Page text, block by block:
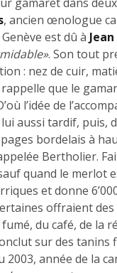
, ancien œnologue
est dû à
. Son tout
: nez de cuir,
rappelle que le
l’idée de
aussi tardif, puis,
bordelais à
Bertholier.
quand le merlot
et donne
offraient
du café, de la
sur des
2003, année de la